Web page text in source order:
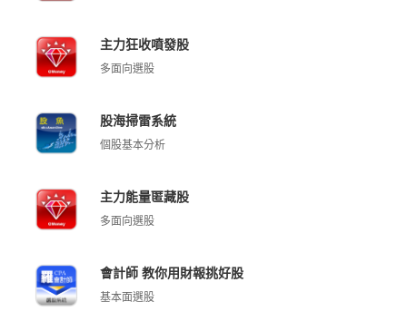
主力狂收噴發股
多面向選股
股海掃雷系統
個股基本分析
主力能量匿藏股
多面向選股
會計師 教你用財報挑好股
基本面選股